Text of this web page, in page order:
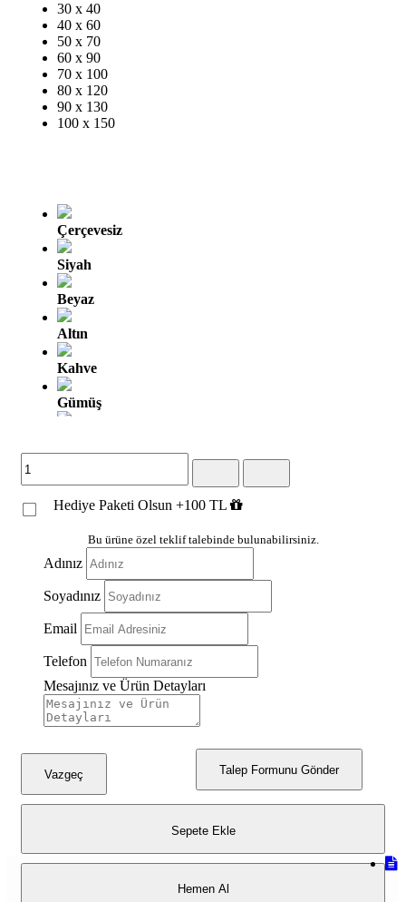
30 x 40
40 x 60
50 x 70
60 x 90
70 x 100
80 x 120
90 x 130
100 x 150
Çerçevesiz
Siyah
Beyaz
Altın
Kahve
Gümüş
Kahve Altın
Gümüş Siyah
Beyaz Gümüş
Hediye Paketi Olsun +100 TL
Bu ürüne özel teklif talebinde bulunabilirsiniz.
Adınız
Soyadınız
Email
Telefon
Mesajınız ve Ürün Detayları
Talep Formunu Gönder
Vazgeç
Sepete Ekle
Hemen Al